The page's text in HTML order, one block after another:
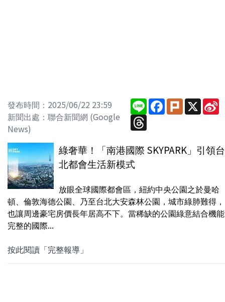
發布時間：2025/06/22 23:59
新聞出處：聯合新聞網 (Google
News)
LineFacebook
PlurkX
Threads
綠奢華！「南港國際 SKYPARK」引領台
北都會生活新模式
放眼全球國際都會區，紐約中央公園之於曼哈
頓、倫敦海德公園、乃至台北大安森林公園，城市綠肺難得，
也讓周邊豪宅房價長年居高不下。當稀缺的公園綠意結合機能
完整的國際...
按此閱讀「完整報導」